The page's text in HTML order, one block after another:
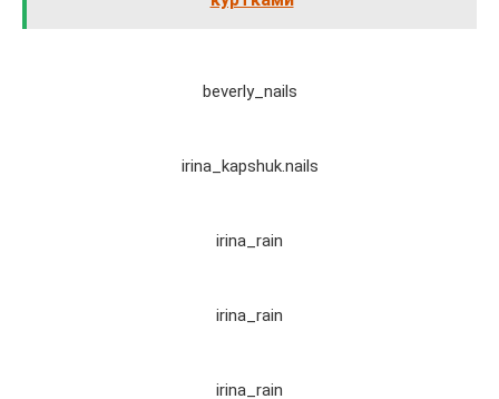
beverly_nails
irina_kapshuk.nails
irina_rain
irina_rain
irina_rain